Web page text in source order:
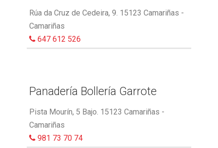
Rúa da Cruz de Cedeira, 9. 15123 Camariñas -
Camariñas
647 612 526
Panadería Bollería Garrote
Pista Mourín, 5 Bajo. 15123 Camariñas -
Camariñas
981 73 70 74